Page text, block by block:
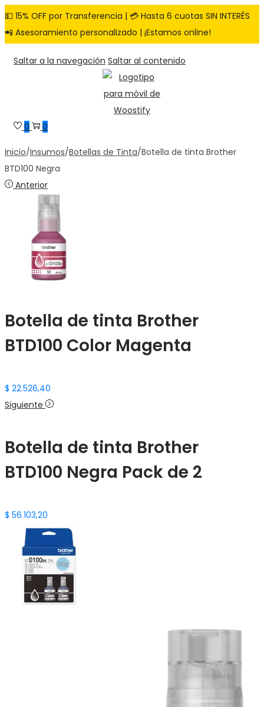
💵 15% OFF por Transferencia | 💳 Hasta 6 cuotas SIN INTERÉS
📲 Asesoramiento personalizado | ¡Estamos online!
Saltar a la navegación Saltar al contenido
0 0
Inicio/Insumos/Botellas de Tinta/Botella de tinta Brother
BTD100 Negra
Anterior
Botella de tinta Brother
BTD100 Color Magenta
$ 22.526,40
Siguiente
Botella de tinta Brother
BTD100 Negra Pack de 2
$ 56.103,20